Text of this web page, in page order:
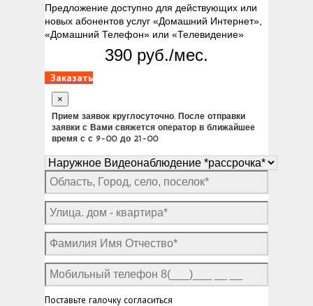
Предложение доступно для действующих или
новых абонентов услуг «Домашний Интернет»,
«Домашний Телефон» или «Телевидение»
390 руб./мес.
Заказать
×
Прием заявок круглосуточно. После отправки
заявки с Вами свяжется оператор в ближайшее
время с с 9-00 до 21-00
Поставьте галочку согласиться